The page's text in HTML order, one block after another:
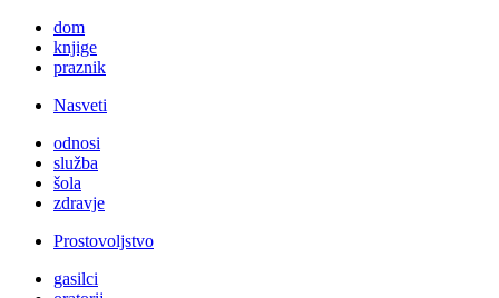
dom
knjige
praznik
Nasveti
odnosi
služba
šola
zdravje
Prostovoljstvo
gasilci